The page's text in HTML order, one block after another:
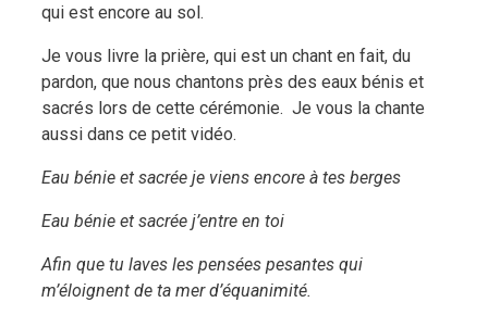
qui est encore au sol.
Je vous livre la prière, qui est un chant en fait, du
pardon, que nous chantons près des eaux bénis et
sacrés lors de cette cérémonie. Je vous la chante
aussi dans ce petit vidéo.
Eau bénie et sacrée je viens encore à tes berges
Eau bénie et sacrée j’entre en toi
Afin que tu laves les pensées pesantes qui
m’éloignent de ta mer d’équanimité.